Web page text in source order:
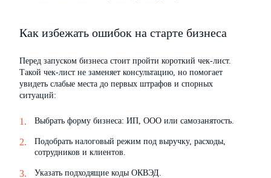
Как избежать ошибок на старте бизнеса
Перед запуском бизнеса стоит пройти короткий чек-лист.
Такой чек-лист не заменяет консультацию, но помогает
увидеть слабые места до первых штрафов и спорных
ситуаций:
Выбрать форму бизнеса: ИП, ООО или самозанятость.
Подобрать налоговый режим под выручку, расходы,
сотрудников и клиентов.
Указать подходящие коды ОКВЭД.